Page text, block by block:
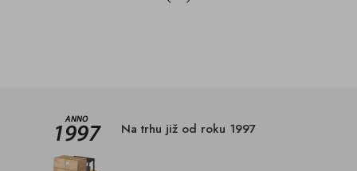
Na trhu již od roku 1997